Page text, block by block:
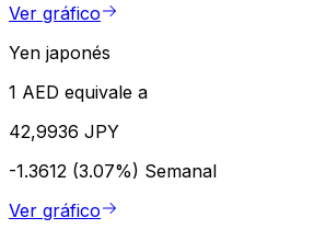
Ver gráfico
Yen japonés
1 AED equivale a
42,9936 JPY
-1.3612 (3.07%) Semanal
Ver gráfico